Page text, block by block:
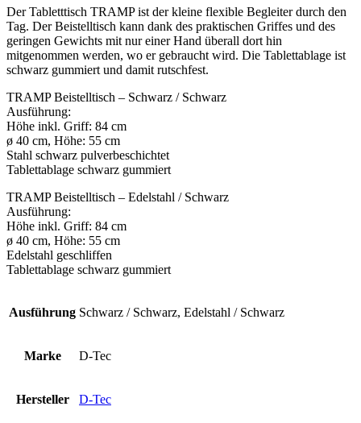
Der Tabletttisch TRAMP ist der kleine flexible Begleiter durch den
Tag. Der Beistelltisch kann dank des praktischen Griffes und des
geringen Gewichts mit nur einer Hand überall dort hin
mitgenommen werden, wo er gebraucht wird. Die Tablettablage ist
schwarz gummiert und damit rutschfest.
TRAMP Beistelltisch – Schwarz / Schwarz
Ausführung:
Höhe inkl. Griff: 84 cm
ø 40 cm, Höhe: 55 cm
Stahl schwarz pulverbeschichtet
Tablettablage schwarz gummiert
TRAMP Beistelltisch – Edelstahl / Schwarz
Ausführung:
Höhe inkl. Griff: 84 cm
ø 40 cm, Höhe: 55 cm
Edelstahl geschliffen
Tablettablage schwarz gummiert
Ausführung Schwarz / Schwarz, Edelstahl / Schwarz
Marke D-Tec
Hersteller D-Tec